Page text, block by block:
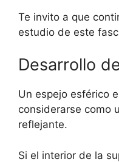
Te invito a que
estudio de este
Desarrollo
Un espejo esférico
considerarse como
reflejante.
Si el interior de la